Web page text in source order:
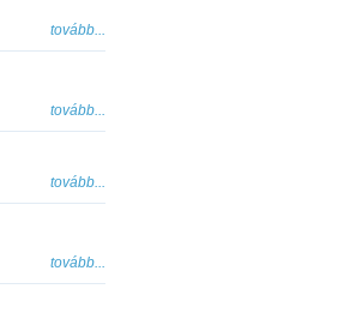
tovább...
tovább...
tovább...
tovább...